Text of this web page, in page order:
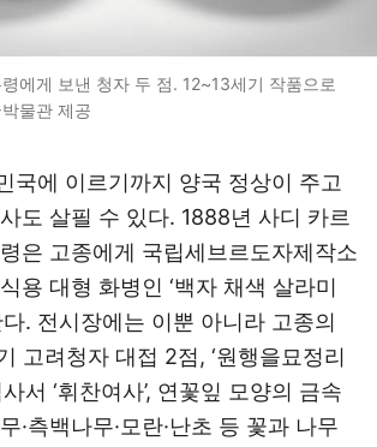
에게 보낸 청자 두 점. 12~13세기 작품으로
물관 제공
국에 이르기까지 양국 정상이 주고
도 살필 수 있다. 1888년 사디 카르
은 고종에게 국립세브르도자제작소
용 대형 화병인 ‘백자 채색 살라미
다. 전시장에는 이뿐 아니라 고종의
고려청자 대접 2점, ‘원행을묘정리
서 ‘휘찬여사’, 연꽃잎 모양의 금속
·측백나무·모란·난초 등 꽃과 나무